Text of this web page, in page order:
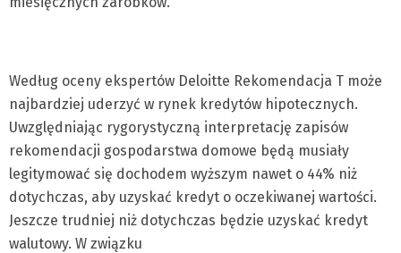
Według oceny ekspertów Deloitte Rekomendacja T może
najbardziej uderzyć w rynek kredytów hipotecznych.
Uwzględniając rygorystyczną interpretację zapisów
rekomendacji gospodarstwa domowe będą musiały
legitymować się dochodem wyższym nawet o 44% niż
dotychczas, aby uzyskać kredyt o oczekiwanej wartości.
Jeszcze trudniej niż dotychczas będzie uzyskać kredyt
walutowy. W związku